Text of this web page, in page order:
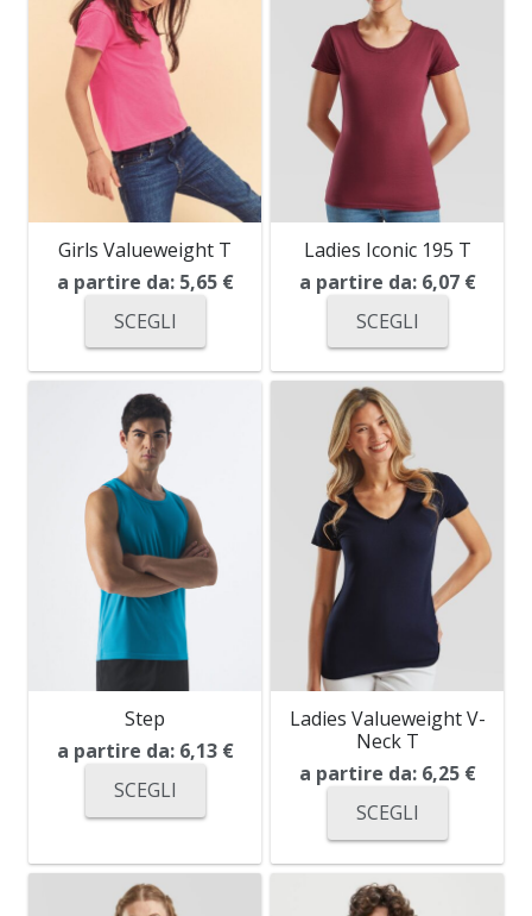
Girls Valueweight T
a partire da: 5,65 €
SCEGLI
Ladies Iconic 195 T
a partire da: 6,07 €
SCEGLI
Step
a partire da: 6,13 €
SCEGLI
Ladies Valueweight V-
Neck T
a partire da: 6,25 €
SCEGLI